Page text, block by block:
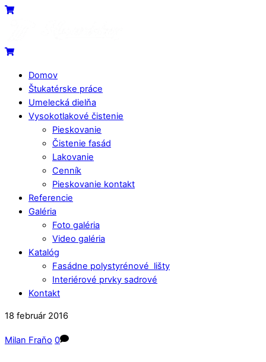
Skip
Menu
Cart
Cart
Domov
Štukatérske práce
Umelecká dielňa
Vysokotlakové čistenie
Pieskovanie
Čistenie fasád
Lakovanie
Cenník
Pieskovanie kontakt
Referencie
Galéria
Foto galéria
Video galéria
Katalóg
Fasádne polystyrénové lišty
Interiérové prvky sadrové
Kontakt
Close
Close
18 február 2016
Milan Fraňo 0